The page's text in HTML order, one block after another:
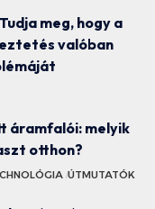
meg, hogy a
valóban
áramfalói: melyik
otthon?
ÚTMUTATÓK